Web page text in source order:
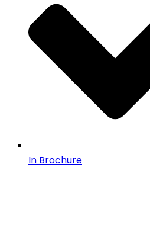
In Brochure